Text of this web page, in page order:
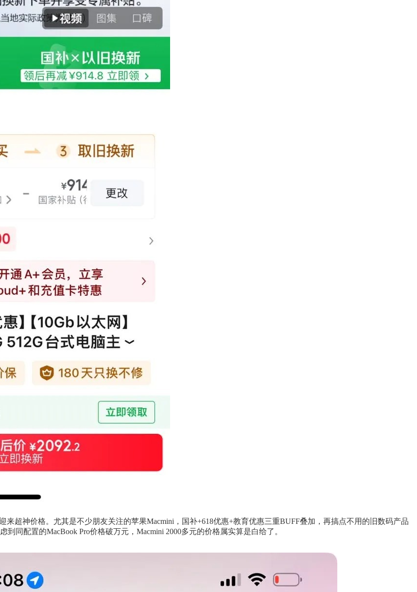
来超神价格。尤其是不少朋友关注的苹果Macmini，国补+618优惠+教育优惠三重BUFF叠加，再搞点不用的旧数码产品
同配置的MacBook Pro价格破万元，Macmini 2000多元的价格属实算是白给了。